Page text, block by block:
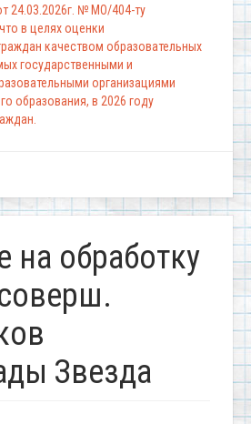
24.03.2026г. № МО/404-ту
в целях оценки
качеством образовательных
государственными и
организациями
образования, в 2026 году
на обработку
Звезда